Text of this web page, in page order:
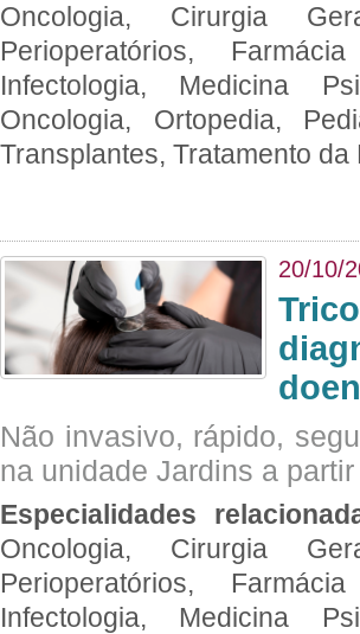
Oncologia, Cirurgia
Perioperatórios,
Infectologia, Medicina
Oncologia, Ortopedia,
Transplantes, Tratamento
20/10/
Não invasivo, rápido,
na unidade Jardins a
Especialidades
Oncologia, Cirurgia
Perioperatórios,
Infectologia, Medicina